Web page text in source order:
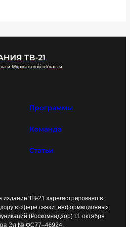
ТВ-21
и Мурманской области
Программы
Команда
Статьи
ТВ-21 зарегистрировано в
в сфере связи, информационных
(Роскомнадзор) 11 октября
Эл № ФС77–46924.